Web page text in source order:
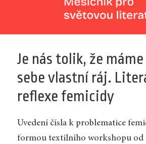
Je nás tolik, že
sebe vlastní ráj.
reflexe femicidy
Uvedení čísla k problematice
formou textilního workshopu od